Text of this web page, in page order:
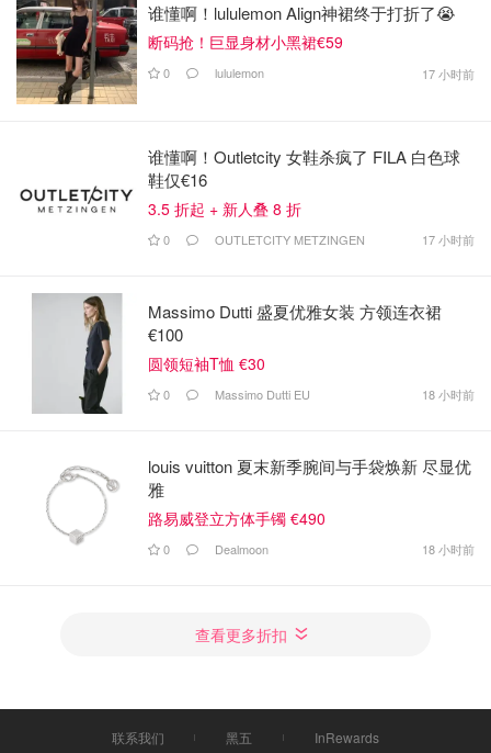
谁懂啊！lululemon Align神裙终于打折了😭
断码抢！巨显身材小黑裙€59
0 lululemon 17 小时前
谁懂啊！Outletcity 女鞋杀疯了 FILA 白色球
鞋仅€16
3.5 折起 + 新人叠 8 折
0 OUTLETCITY METZINGEN 17 小时前
Massimo Dutti 盛夏优雅女装 方领连衣裙
€100
圆领短袖T恤 €30
0 Massimo Dutti EU 18 小时前
louis vuitton 夏末新季腕间与手袋焕新 尽显优
雅
路易威登立方体手镯 €490
0 Dealmoon 18 小时前
查看更多折扣
联系我们 黑五 InRewards